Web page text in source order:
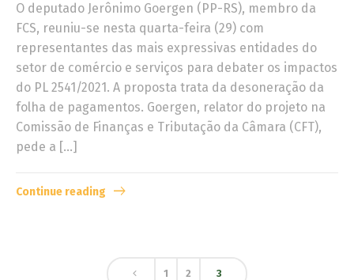
O deputado Jerônimo Goergen (PP-RS), membro da
FCS, reuniu-se nesta quarta-feira (29) com
representantes das mais expressivas entidades do
setor de comércio e serviços para debater os impactos
do PL 2541/2021. A proposta trata da desoneração da
folha de pagamentos. Goergen, relator do projeto na
Comissão de Finanças e Tributação da Câmara (CFT),
pede a […]
Continue reading
1 2 3